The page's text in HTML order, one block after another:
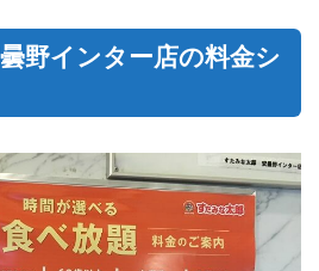
野インター店の料金シ